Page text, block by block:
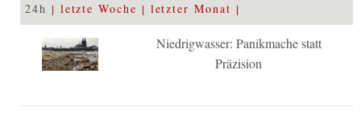
24h letzte Woche letzter Monat
Niedrigwasser: Panikmache statt
Präzision